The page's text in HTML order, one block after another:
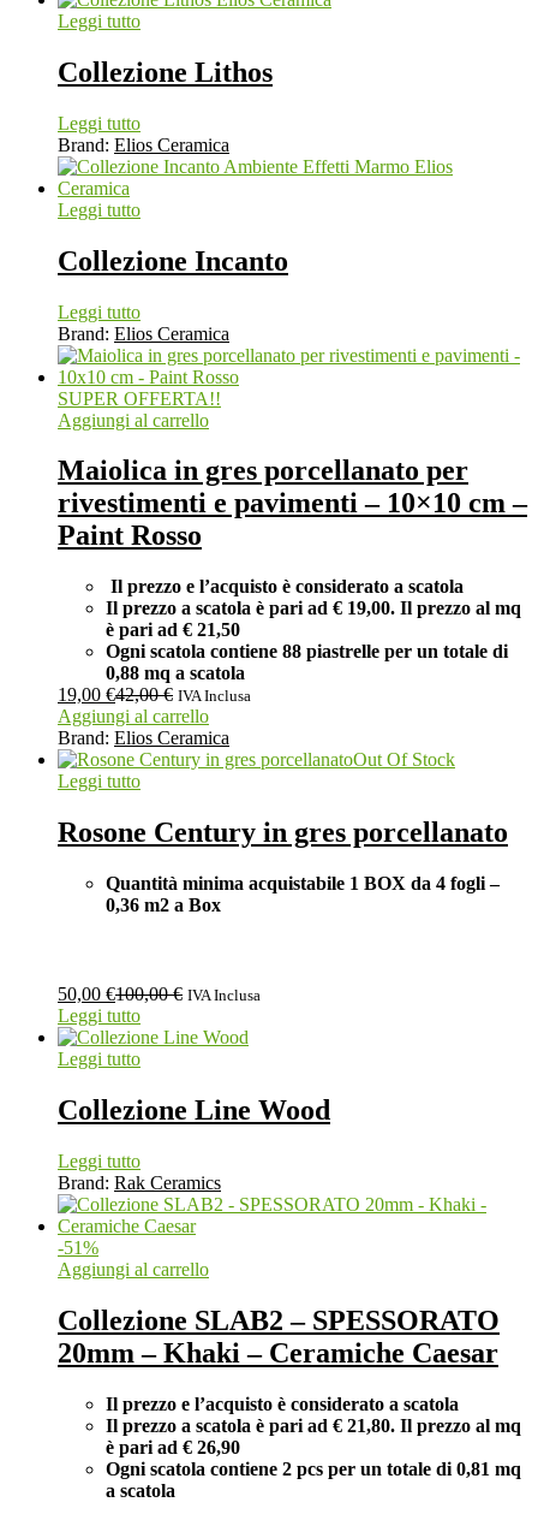
Leggi tutto
Collezione Lithos
Leggi tutto
Brand: Elios Ceramica
Leggi tutto
Collezione Incanto
Leggi tutto
Brand: Elios Ceramica
SUPER OFFERTA!!
Aggiungi al carrello
Maiolica in gres porcellanato per
rivestimenti e pavimenti – 10×10 cm –
Paint Rosso
Il prezzo e l’acquisto è considerato a scatola
Il prezzo a scatola è pari ad € 19,00. Il prezzo al mq
è pari ad € 21,50
Ogni scatola contiene 88 piastrelle per un totale di
0,88 mq a scatola
19,00 €42,00€ IVA Inclusa
Aggiungi al carrello
Brand: Elios Ceramica
Out Of Stock
Leggi tutto
Rosone Century in gres porcellanato
Quantità minima acquistabile 1 BOX da 4 fogli –
0,36 m2 a Box
50,00 €100,00€ IVA Inclusa
Leggi tutto
Leggi tutto
Collezione Line Wood
Leggi tutto
Brand: Rak Ceramics
-51%
Aggiungi al carrello
Collezione SLAB2 – SPESSORATO
20mm – Khaki – Ceramiche Caesar
Il prezzo e l’acquisto è considerato a scatola
Il prezzo a scatola è pari ad € 21,80. Il prezzo al mq
è pari ad € 26,90
Ogni scatola contiene 2 pcs per un totale di 0,81 mq
a scatola